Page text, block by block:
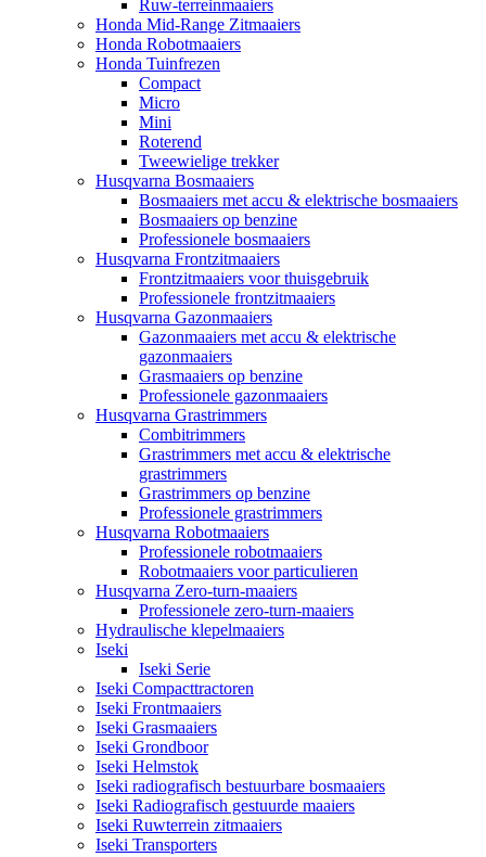
Ruw-terreinmaaiers
Honda Mid-Range Zitmaaiers
Honda Robotmaaiers
Honda Tuinfrezen
Compact
Micro
Mini
Roterend
Tweewielige trekker
Husqvarna Bosmaaiers
Bosmaaiers met accu & elektrische bosmaaiers
Bosmaaiers op benzine
Professionele bosmaaiers
Husqvarna Frontzitmaaiers
Frontzitmaaiers voor thuisgebruik
Professionele frontzitmaaiers
Husqvarna Gazonmaaiers
Gazonmaaiers met accu & elektrische
gazonmaaiers
Grasmaaiers op benzine
Professionele gazonmaaiers
Husqvarna Grastrimmers
Combitrimmers
Grastrimmers met accu & elektrische
grastrimmers
Grastrimmers op benzine
Professionele grastrimmers
Husqvarna Robotmaaiers
Professionele robotmaaiers
Robotmaaiers voor particulieren
Husqvarna Zero-turn-maaiers
Professionele zero-turn-maaiers
Hydraulische klepelmaaiers
Iseki
Iseki Serie
Iseki Compacttractoren
Iseki Frontmaaiers
Iseki Grasmaaiers
Iseki Grondboor
Iseki Helmstok
Iseki radiografisch bestuurbare bosmaaiers
Iseki Radiografisch gestuurde maaiers
Iseki Ruwterrein zitmaaiers
Iseki Transporters